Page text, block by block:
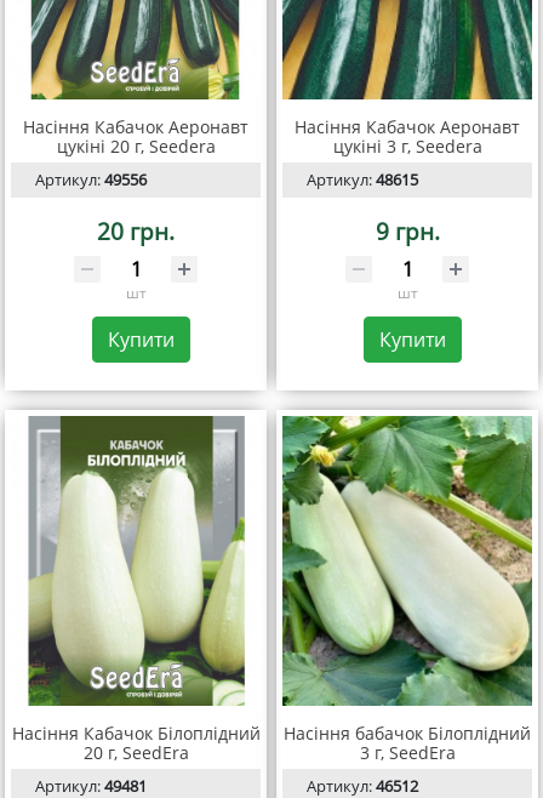
Насіння Кабачок Аеронавт
цукіні 20 г, Seedera
Артикул:49556
20 грн.
шт
Купити
Насіння Кабачок Аеронавт
цукіні 3 г, Seedera
Артикул:48615
9 грн.
шт
Купити
Насіння Кабачок Білоплідний
20 г, SeedEra
Артикул:49481
Насіння бабачок Білоплідний
3 г, SeedEra
Артикул:46512